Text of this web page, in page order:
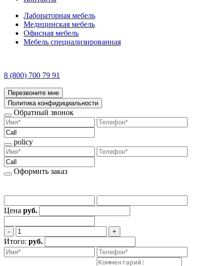
Лабораторная мебель
Медицинская мебель
Офисная мебель
Мебель специализированная
8 (800) 700 79 91
Перезвоните мне
Политика конфидициальности
Обратный звонок
policy
Оформить заказ
Цена руб.
‐ +
Итого: руб.